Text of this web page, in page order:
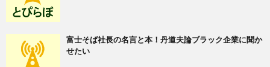
富士そば社長の名言と本！丹道夫論ブラック企業に聞か
せたい